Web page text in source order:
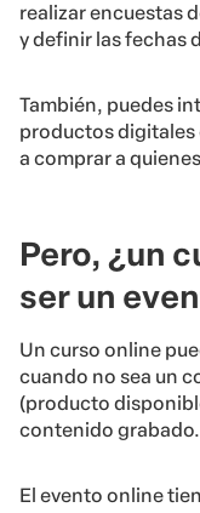
realizar encuestas
y definir las fechas
También, puedes
productos digitales
a comprar a
Pero, ¿un
ser un
Un curso online
cuando no sea un
(producto
contenido grabado.
El evento online